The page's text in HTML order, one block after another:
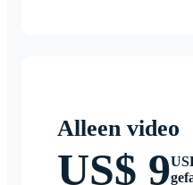
Alleen video
US$ 9